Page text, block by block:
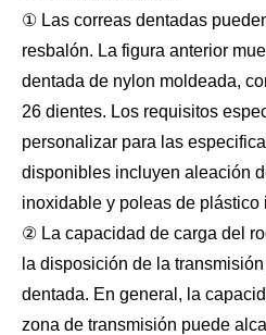
① Las correas dentadas
resbalón. La figura anterior
dentada de nylon moldeada,
26 dientes. Los requisitos
personalizar para las
disponibles incluyen aleación
inoxidable y poleas de plástico
② La capacidad de carga del
la disposición de la
dentada. En general, la
zona de transmisión puede